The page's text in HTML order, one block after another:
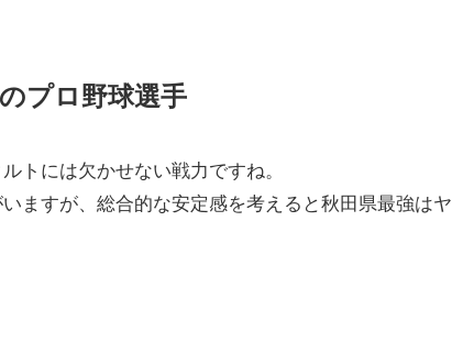
プロ野球選手
トには欠かせない戦力ですね。
ますが、総合的な安定感を考えると秋田県最強はヤ